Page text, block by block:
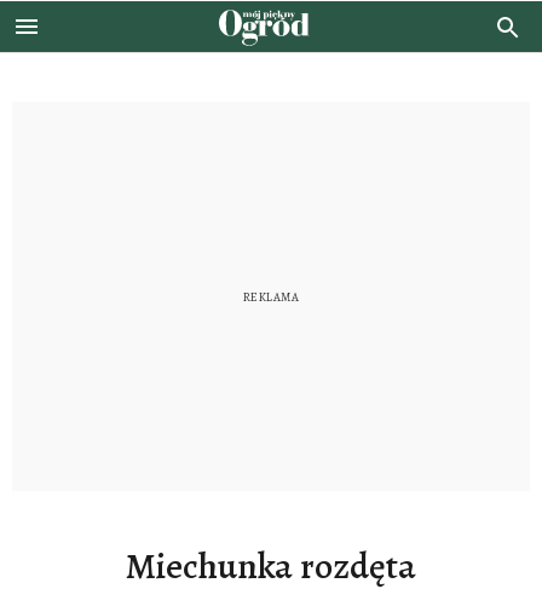
Miechunka rozdęta